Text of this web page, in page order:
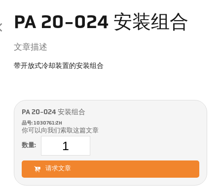
PA 20-024 安装组合
文章描述
带开放式冷却装置的安装组合
PA 20-024 安装组合
品号: 1030761:ZH
你可以向我们索取这篇文章
数量:
请求文章